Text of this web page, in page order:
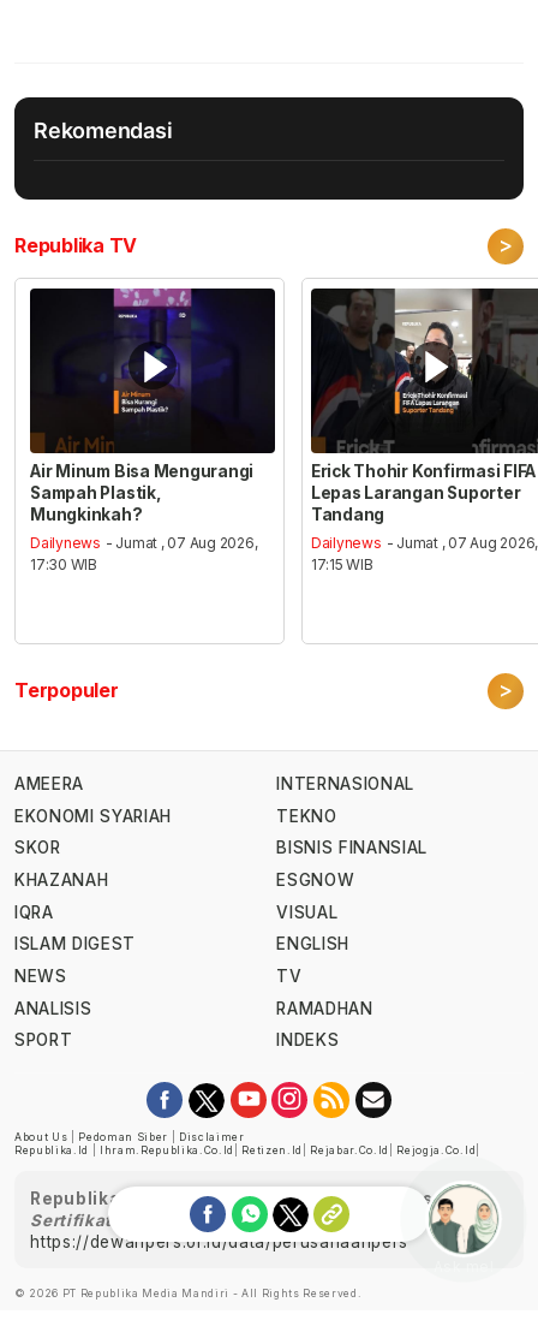
Rekomendasi
Republika TV >
Air Minum Bisa Mengurangi
Sampah Plastik,
Mungkinkah?
Dailynews - Jumat , 07 Aug 2026,
17:30 WIB
Erick Thohir Konfirmasi FIFA
Lepas Larangan Suporter
Tandang
Dailynews - Jumat , 07 Aug 2026,
17:15 WIB
Terpopuler >
AMEERA
EKONOMI SYARIAH
SKOR
KHAZANAH
IQRA
ISLAM DIGEST
NEWS
ANALISIS
SPORT
INTERNASIONAL
TEKNO
BISNIS FINANSIAL
ESGNOW
VISUAL
ENGLISH
TV
RAMADHAN
INDEKS
About Us Pedoman Siber
Disclaimer
Republika.id
Ihram.republika.co.id Retizen.id Rejabar.co.id Rejogja.co.id
Republika telah diverifikasi oleh Dewan Pers
Sertifikat Nomor 1058/DP-Verifikasi/K/XII/2022
https://dewanpers.or.id/data/perusahaanpers
© 2026 PT Republika Media Mandiri - All Rights Reserved.